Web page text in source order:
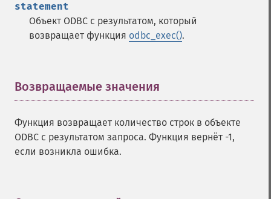
statement
Объект ODBC с результатом, который
возвращает функция odbc_exec().
Возвращаемые значения
Функция возвращает количество строк в объекте
ODBC с результатом запроса. Функция вернёт -1,
если возникла ошибка.